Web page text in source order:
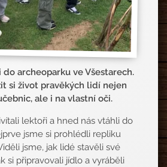
archeoparku ve Všestarech.
si život pravěkých lidí nejen
ale i na vlastní oči.
lektoři a hned nás vtáhli do
jsme si prohlédli repliku
jsme, jak lidé stavěli své
si připravovali jídlo a vyráběli